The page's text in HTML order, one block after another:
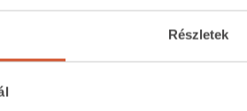
Részletek